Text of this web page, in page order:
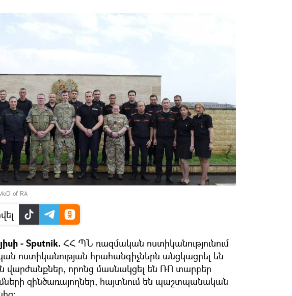
of RA
- Sputnik. ՀՀ ՊՆ ռազմական ոստիկանությունում
ոստիկանության հրահանգիչներն անցկացրել են
որոնց մասնակցել են ՌՈ տարբեր
զինծառայողներ, հայտնում են պաշտպանական